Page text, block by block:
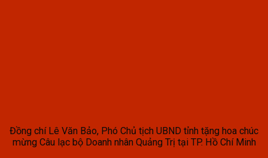
Đồng chí Lê Văn Bảo, Phó Chủ tịch UBND tỉnh tặng hoa chúc
mừng Câu lạc bộ Doanh nhân Quảng Trị tại TP. Hồ Chí Minh